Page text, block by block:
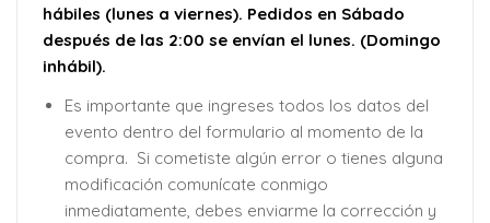
hábiles (lunes a viernes). Pedidos en Sábado
después de las 2:00 se envían el lunes. (Domingo
inhábil).
Es importante que ingreses todos los datos del
evento dentro del formulario al momento de la
compra. Si cometiste algún error o tienes alguna
modificación comunícate conmigo
inmediatamente, debes enviarme la corrección y